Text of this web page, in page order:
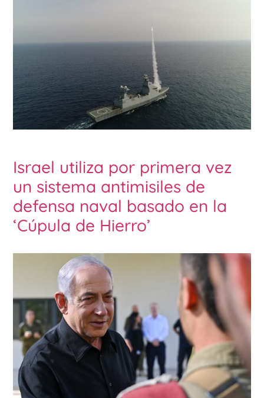
Israel utiliza por primera vez
un sistema antimisiles de
defensa naval basado en la
‘Cúpula de Hierro’